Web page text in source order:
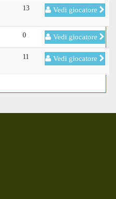
13 Vedi giocatore
0 Vedi giocatore
11 Vedi giocatore